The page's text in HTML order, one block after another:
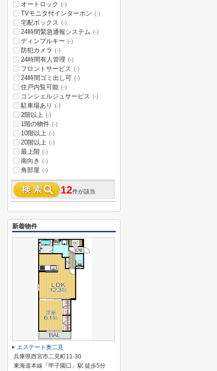
オートロック (-)
TVモニタ付インターホン (-)
宅配ボックス (-)
24時間緊急通報システム (-)
ディンプルキー (-)
防犯カメラ (-)
24時間有人管理 (-)
フロントサービス (-)
24時間ゴミ出し可 (-)
住戸内覧可能 (-)
コンシェルジュサービス (-)
駐車場あり (-)
2階以上 (-)
1階の物件 (-)
10階以上 (-)
20階以上 (-)
最上階 (-)
南向き (-)
角部屋 (-)
12件が該当
新着物件
エステート奥二見
兵庫県西宮市二見町11-30
東海道本線「甲子園口」駅 徒歩5分